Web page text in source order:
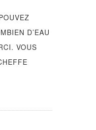
D’EAU
VOUS